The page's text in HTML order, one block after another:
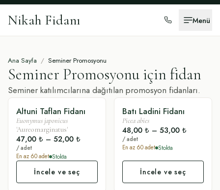
Nikah Fidanı Menü
Ana Sayfa / Seminer Promosyonu
Seminer Promosyonu için fidan
Seminer katılımcılarına dağıtılan promosyon fidanları.
SÜSLÜ
Altuni Taflan Fidanı
Euonymus japonicus
'Aureomarginatus'
47,00 ₺ – 52,00 ₺
/ adet
En az 60adet Stokta
İncele ve seç
SÜSLÜ
Batı Ladini Fidanı
Picea abies
48,00 ₺ – 53,00 ₺
/ adet
En az 60adet Stokta
İncele ve seç